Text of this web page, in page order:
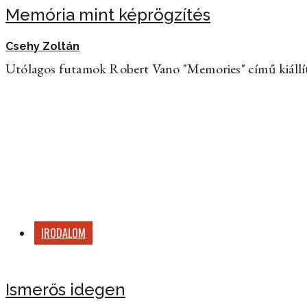
Memória mint képrögzítés
Csehy Zoltán
Utólagos futamok Robert Vano "Memories" című
IRODALOM
Ismerős idegen